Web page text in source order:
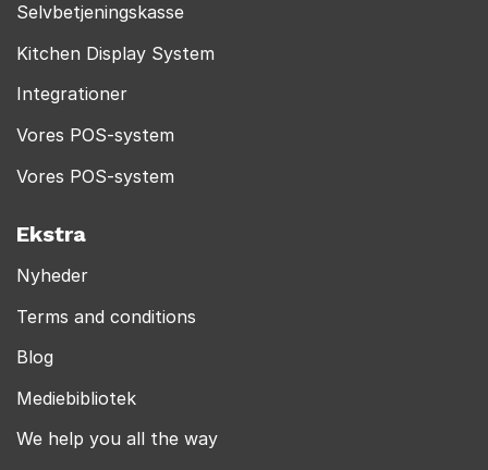
Selvbetjeningskasse
Kitchen Display System
Integrationer
Vores POS-system
Vores POS-system
Ekstra
Nyheder
Terms and conditions
Blog
Mediebibliotek
We help you all the way